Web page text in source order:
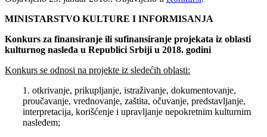
MINISTARSTVO KULTURE I INFORMISANJA
Konkurs za finansiranje ili sufinansiranje projekata iz oblasti
kulturnog nasleđa u Republici Srbiji u 2018. godini
Konkurs se odnosi na projekte iz sledećih oblasti:
1. otkrivanje, prikupljanje, istraživanje, dokumentovanje,
proučavanje, vrednovanje, zaštita, očuvanje, predstavljanje,
interpretacija, korišćenje i upravljanje nepokretnim kulturnim
nasleđem;